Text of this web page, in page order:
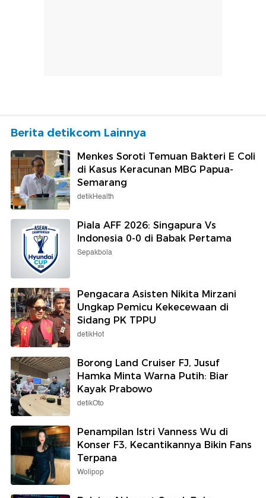
Berita detikcom Lainnya
Menkes Soroti Temuan Bakteri E Coli
di Kasus Keracunan MBG Papua-
Semarang
detikHealth
Piala AFF 2026: Singapura Vs
Indonesia 0-0 di Babak Pertama
Sepakbola
Pengacara Asisten Nikita Mirzani
Ungkap Pemicu Kekecewaan di
Sidang PK TPPU
detikHot
Borong Land Cruiser FJ, Jusuf
Hamka Minta Warna Putih: Biar
Kayak Prabowo
detikOto
Penampilan Istri Vanness Wu di
Konser F3, Kecantikannya Bikin Fans
Terpana
Wolipop